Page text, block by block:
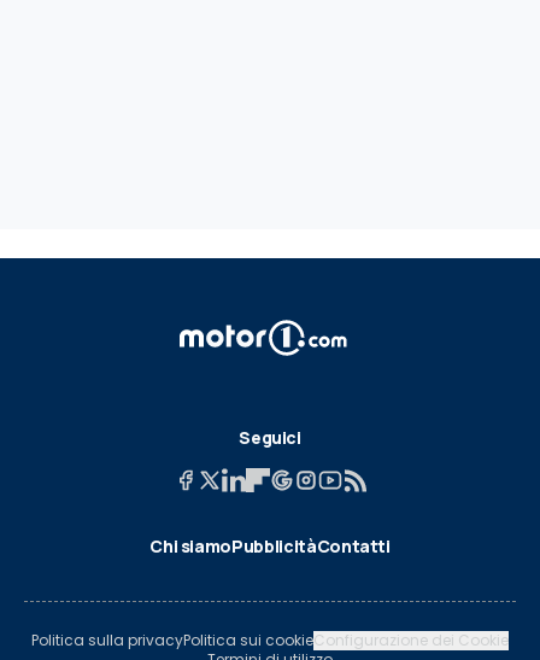
Seguici
Chi siamoPubblicitàContatti
Politica sulla privacyPolitica sui cookieConfigurazione dei Cookie